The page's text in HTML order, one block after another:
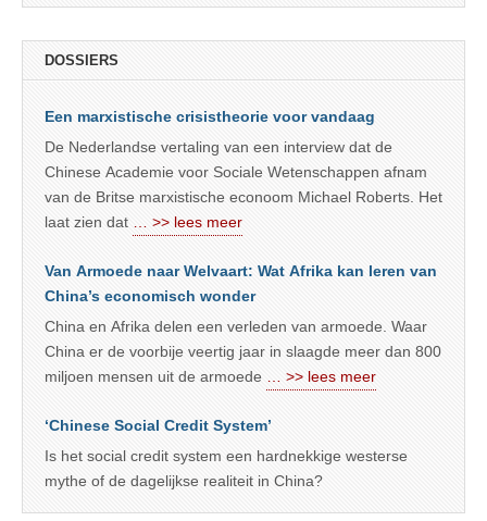
DOSSIERS
Een marxistische crisistheorie voor vandaag
De Nederlandse vertaling van een interview dat de
Chinese Academie voor Sociale Wetenschappen afnam
van de Britse marxistische econoom Michael Roberts. Het
laat zien dat
… >> lees meer
Van Armoede naar Welvaart: Wat Afrika kan leren van
China’s economisch wonder
China en Afrika delen een verleden van armoede. Waar
China er de voorbije veertig jaar in slaagde meer dan 800
miljoen mensen uit de armoede
… >> lees meer
‘Chinese Social Credit System’
Is het social credit system een hardnekkige westerse
mythe of de dagelijkse realiteit in China?